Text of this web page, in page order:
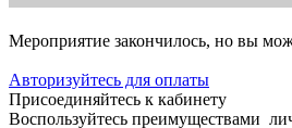
Мероприятие закончилось, но вы
Авторизуйтесь для оплаты
Присоединяйтесь к кабинету
Воспользуйтесь преимуществами